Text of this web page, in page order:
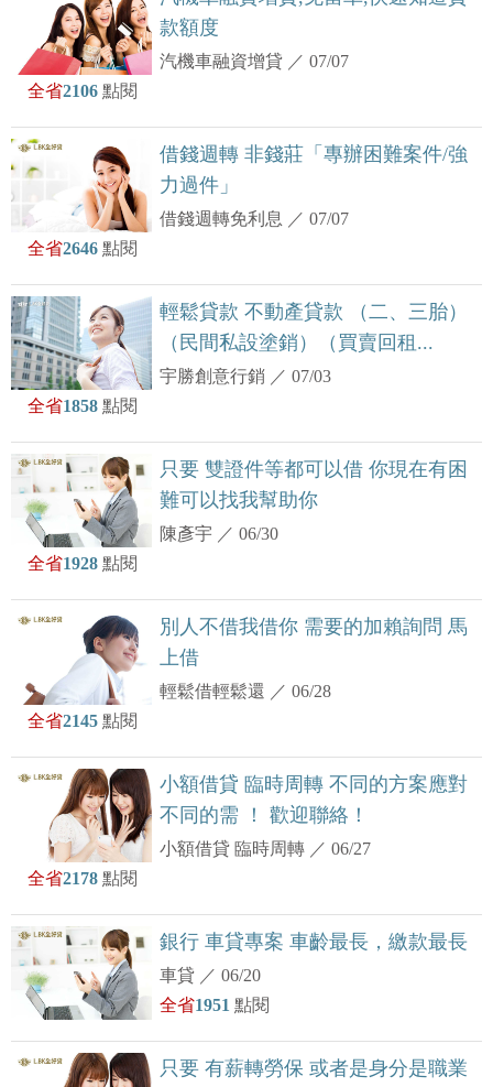
款額度
汽機車融資增貸 ／07/07
全省2106 點閱
借錢週轉 非錢莊「專辦困難案件/強
力過件」
借錢週轉免利息 ／07/07
全省2646 點閱
輕鬆貸款 不動產貸款 （二、三胎）
（民間私設塗銷）（買賣回租...
宇勝創意行銷 ／07/03
全省1858 點閱
只要 雙證件等都可以借 你現在有困
難可以找我幫助你
陳彥宇 ／06/30
全省1928 點閱
別人不借我借你 需要的加賴詢問 馬
上借
輕鬆借輕鬆還 ／06/28
全省2145 點閱
小額借貸 臨時周轉 不同的方案應對
不同的需 ！ 歡迎聯絡！
小額借貸 臨時周轉 ／06/27
全省2178 點閱
銀行 車貸專案 車齡最長，繳款最長
車貸 ／06/20
全省1951點閱
只要 有薪轉勞保 或者是身分是職業